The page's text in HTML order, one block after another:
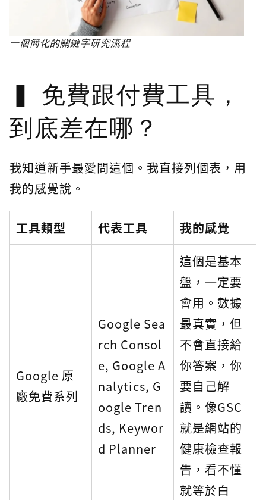
一個簡化的關鍵字研究流程
免費跟付費工具，
到底差在哪？
我知道新手最愛問這個。我直接列個表，用
我的感覺說。
工具類型 代表工具 我的感覺
Google 原
廠免費系列
Google Sea
rch Consol
e, Google A
nalytics, G
oogle Tren
ds, Keywor
d Planner
這個是基本
盤，一定要
會用。數據
最真實，但
不會直接給
你答案，你
要自己解
讀。像GSC
就是網站的
健康檢查報
告，看不懂
就等於白